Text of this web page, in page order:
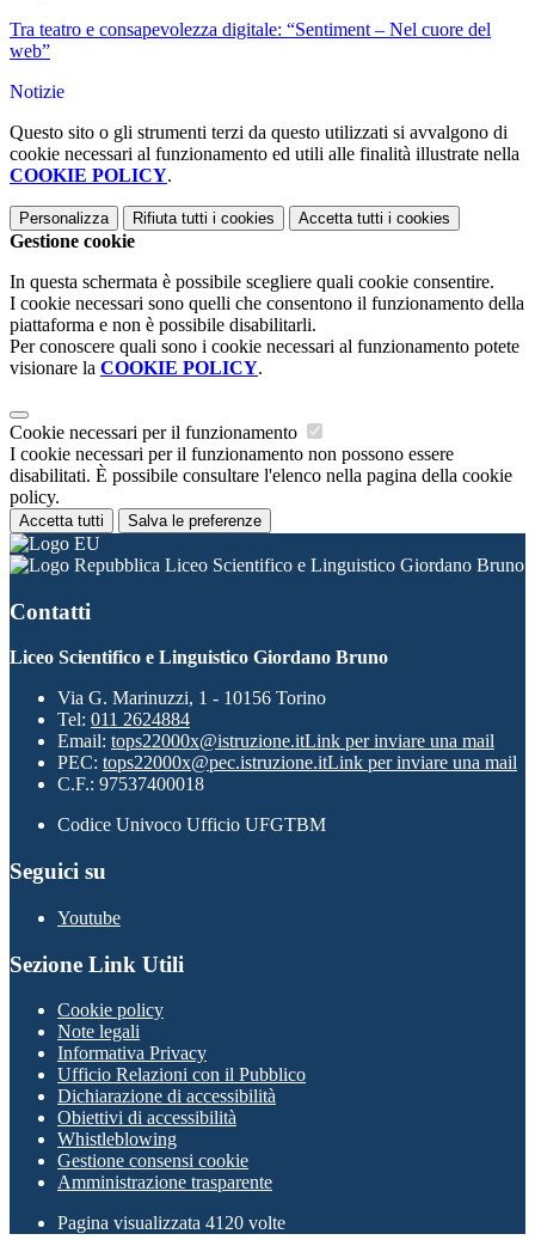
Tra teatro e consapevolezza digitale: “Sentiment – Nel cuore del
web”
Notizie
Questo sito o gli strumenti terzi da questo utilizzati si avvalgono di
cookie necessari al funzionamento ed utili alle finalità illustrate nella
COOKIE POLICY.
Personalizza Rifiuta tutti i cookies Accetta tutti i cookies
Gestione cookie
In questa schermata è possibile scegliere quali cookie consentire.
I cookie necessari sono quelli che consentono il funzionamento della
piattaforma e non è possibile disabilitarli.
Per conoscere quali sono i cookie necessari al funzionamento potete
visionare la COOKIE POLICY.
Cookie necessari per il funzionamento
I cookie necessari per il funzionamento non possono essere
disabilitati. È possibile consultare l'elenco nella pagina della cookie
policy.
Accetta tutti Salva le preferenze
Liceo Scientifico e Linguistico Giordano Bruno
Contatti
Liceo Scientifico e Linguistico Giordano Bruno
Via G. Marinuzzi, 1 - 10156 Torino
Tel: 011 2624884
Email: tops22000x@istruzione.itLink per inviare una mail
PEC: tops22000x@pec.istruzione.itLink per inviare una mail
C.F.: 97537400018
Codice Univoco Ufficio UFGTBM
Seguici su
Youtube
Sezione Link Utili
Cookie policy
Note legali
Informativa Privacy
Ufficio Relazioni con il Pubblico
Dichiarazione di accessibilità
Obiettivi di accessibilità
Whistleblowing
Gestione consensi cookie
Amministrazione trasparente
Pagina visualizzata 4120 volte